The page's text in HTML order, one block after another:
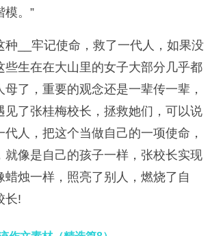
模。”
种__牢记使命，救了一代人，如果没
些生在在大山里的女子大部分几乎都
了，重要的观念还是一辈传一辈，
见了张桂梅校长，拯救她们，可以说
人，把这个当做自己的一项使命，
就像是自己的孩子一样，张校长实现
蜡烛一样，照亮了别人，燃烧了自
长!